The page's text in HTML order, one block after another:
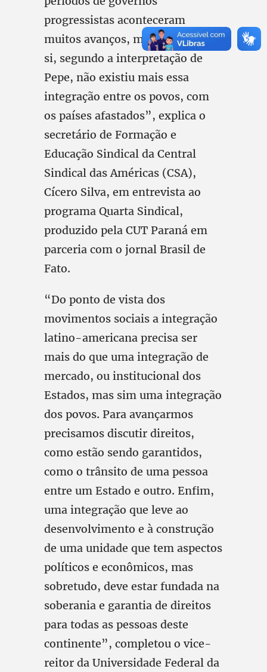
progressistas aconteceram
muitos avanços, mas o povo em
si, segundo a interpretação de
Pepe, não existiu mais essa
integração entre os povos, com
os países afastados”, explica o
secretário de Formação e
Educação Sindical da Central
Sindical das Américas (CSA),
Cícero Silva, em entrevista ao
programa Quarta Sindical,
produzido pela CUT Paraná em
parceria com o jornal Brasil de
Fato.
“Do ponto de vista dos
movimentos sociais a integração
latino-americana precisa ser
mais do que uma integração de
mercado, ou institucional dos
Estados, mas sim uma integração
dos povos. Para avançarmos
precisamos discutir direitos,
como estão sendo garantidos,
como o trânsito de uma pessoa
entre um Estado e outro. Enfim,
uma integração que leve ao
desenvolvimento e à construção
de uma unidade que tem aspectos
políticos e econômicos, mas
sobretudo, deve estar fundada na
soberania e garantia de direitos
para todas as pessoas deste
continente”, completou o vice-
reitor da Universidade Federal da